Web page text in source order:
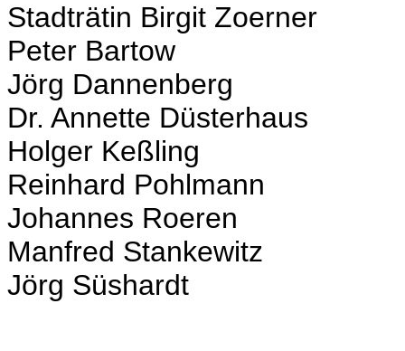
Stadträtin Birgit Zoerner
Peter Bartow
Jörg Dannenberg
Dr. Annette Düsterhaus
Holger Keßling
Reinhard Pohlmann
Johannes Roeren
Manfred Stankewitz
Jörg Süshardt